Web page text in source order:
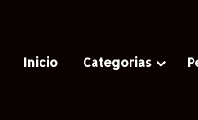
Inicio Categorias